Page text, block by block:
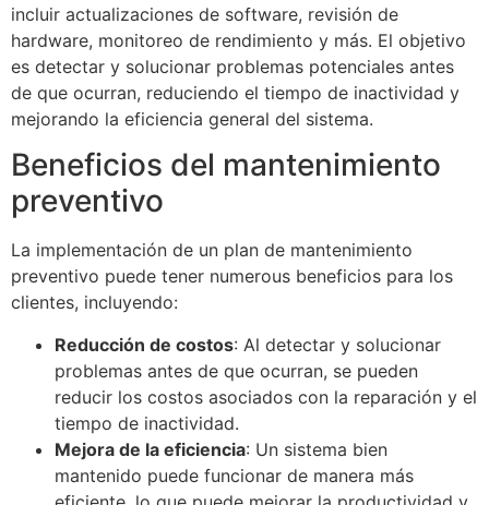
incluir actualizaciones de software, revisión de
hardware, monitoreo de rendimiento y más. El objetivo
es detectar y solucionar problemas potenciales antes
de que ocurran, reduciendo el tiempo de inactividad y
mejorando la eficiencia general del sistema.
Beneficios del mantenimiento
preventivo
La implementación de un plan de mantenimiento
preventivo puede tener numerous beneficios para los
clientes, incluyendo:
Reducción de costos: Al detectar y solucionar
problemas antes de que ocurran, se pueden
reducir los costos asociados con la reparación y el
tiempo de inactividad.
Mejora de la eficiencia: Un sistema bien
mantenido puede funcionar de manera más